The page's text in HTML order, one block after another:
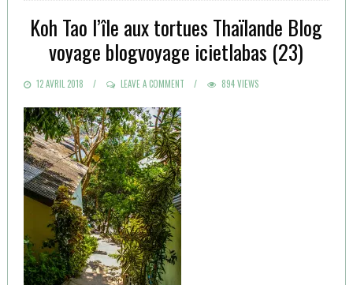
Koh Tao l’île aux tortues Thaïlande Blog
voyage blogvoyage icietlabas (23)
POSTED
12 AVRIL 2018 LEAVE A COMMENT 894 VIEWS